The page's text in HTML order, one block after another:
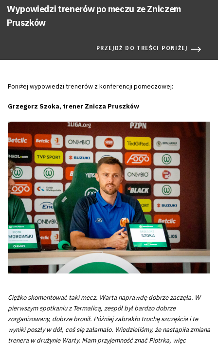
Wypowiedzi trenerów po meczu ze Zniczem
Pruszków
PRZEJDŹ DO TREŚCI PONIŻEJ
Poniżej wypowiedzi trenerów z konferencji pomeczowej:
Grzegorz Szoka, trener Znicza Pruszków
Ciężko skomentować taki mecz. Warta naprawdę dobrze zaczęła. W
pierwszym spotkaniu z Termalicą, zespół był bardzo dobrze
zorganizowany, dobrze bronił. Później zabrakło trochę szczęścia i te
wyniki poszły w dół, coś się załamało. Wiedzieliśmy, że nastąpiła zmiana
trenera w drużynie Warty. Mam przyjemność znać Piotrka, więc